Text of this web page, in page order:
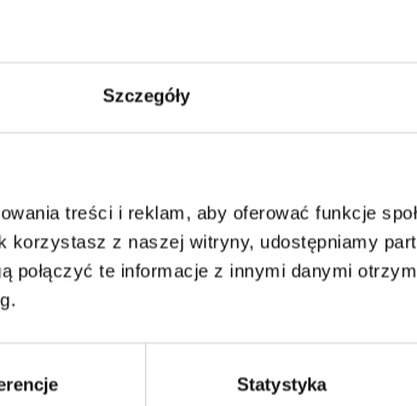
Szczegóły
treści i reklam, aby oferować funkcje
z naszej witryny, udostępniamy
połączyć te informacje z innymi danymi
Statystyka
ryzyko zadławienia się małymi